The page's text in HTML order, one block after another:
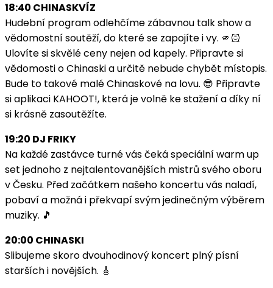
18:40 CHINASKVÍZ
Hudební program odlehčíme zábavnou talk show a
vědomostní soutěží, do které se zapojíte i vy. 🫵🏻
Ulovíte si skvělé ceny nejen od kapely. Připravte si
vědomosti o Chinaski a určitě nebude chybět místopis.
Bude to takové malé Chinaskové na lovu. 😎 Připravte
si aplikaci KAHOOT!, která je volně ke stažení a díky ní
si krásně zasoutěžíte.
19:20 DJ FRIKY
Na každé zastávce turné vás čeká speciální warm up
set jednoho z nejtalentovanějších mistrů svého oboru
v Česku. Před začátkem našeho koncertu vás naladí,
pobaví a možná i překvapí svým jedinečným výběrem
muziky. 🎵
20:00 CHINASKI
Slibujeme skoro dvouhodinový koncert plný písní
starších i novějších. 🎸